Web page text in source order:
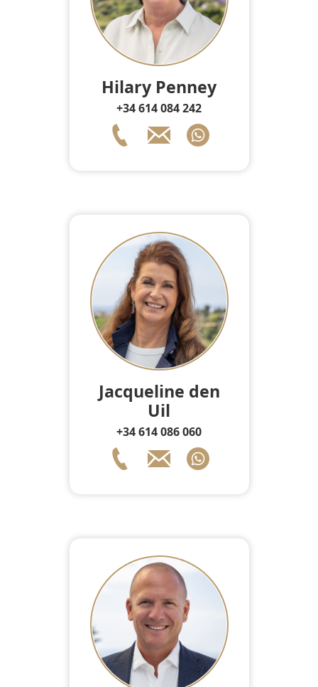
Hilary Penney
+34 614 084 242
Jacqueline den
Uil
+34 614 086 060